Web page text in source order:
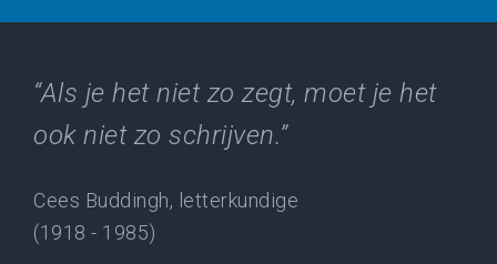
“Als je het niet zo zegt, moet je het
ook niet zo schrijven.”
Cees Buddingh, letterkundige
(1918 - 1985)